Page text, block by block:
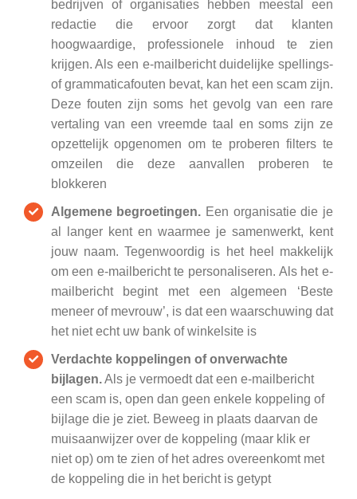
bedrijven of organisaties hebben meestal een
redactie die ervoor zorgt dat klanten
hoogwaardige, professionele inhoud te zien
krijgen. Als een e-mailbericht duidelijke spellings-
of grammaticafouten bevat, kan het een scam zijn.
Deze fouten zijn soms het gevolg van een rare
vertaling van een vreemde taal en soms zijn ze
opzettelijk opgenomen om te proberen filters te
omzeilen die deze aanvallen proberen te
blokkeren
Algemene begroetingen. Een organisatie die je
al langer kent en waarmee je samenwerkt, kent
jouw naam. Tegenwoordig is het heel makkelijk
om een e-mailbericht te personaliseren. Als het e-
mailbericht begint met een algemeen ‘Beste
meneer of mevrouw’, is dat een waarschuwing dat
het niet echt uw bank of winkelsite is
Verdachte koppelingen of onverwachte
bijlagen.Als je vermoedt dat een e-mailbericht
een scam is, open dan geen enkele koppeling of
bijlage die je ziet. Beweeg in plaats daarvan de
muisaanwijzer over de koppeling (maar klik er
niet op) om te zien of het adres overeenkomt met
de koppeling die in het bericht is getypt